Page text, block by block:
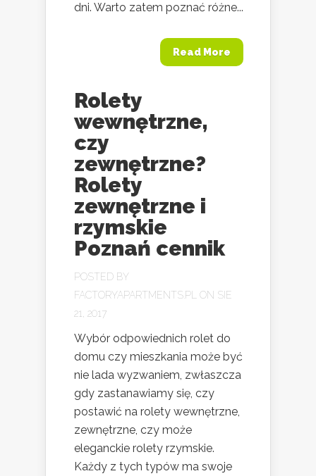
dni. Warto zatem poznać różne...
Read More
Rolety
wewnętrzne,
czy
zewnętrzne?
Rolety
zewnętrzne i
rzymskie
Poznań cennik
POSTED BY
FACTORYAPARTMENTS.PL ON SIE
21, 2017
Wybór odpowiednich rolet do
domu czy mieszkania może być
nie lada wyzwaniem, zwłaszcza
gdy zastanawiamy się, czy
postawić na rolety wewnętrzne,
zewnętrzne, czy może
eleganckie rolety rzymskie.
Każdy z tych typów ma swoje